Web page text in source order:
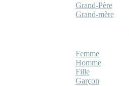
Grand-Père
Grand-mère
Femme
Homme
Fille
Garçon